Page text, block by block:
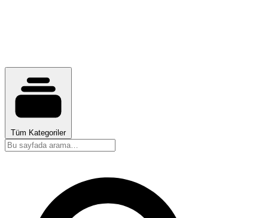
Tüm Kategoriler